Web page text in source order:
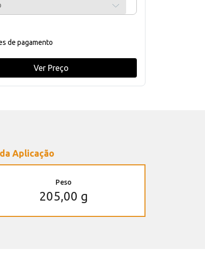
de pagamento
Ver Preço
Aplicação
Peso
205,00 g